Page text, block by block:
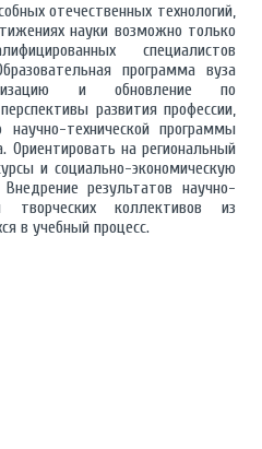
отечественных технологий,
науки возможно только
специалистов
программа вуза
и обновление по
развития профессии,
научно-технической программы
Ориентировать на региональный
и социально-экономическую
Внедрение результатов научно-
творческих коллективов из
в учебный процесс.